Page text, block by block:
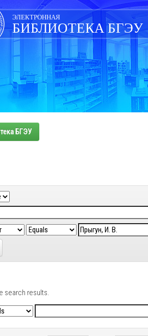
ЭЛЕКТРОННАЯ
БИБЛИОТЕКА БГЭУ
БГЭУ
search results.